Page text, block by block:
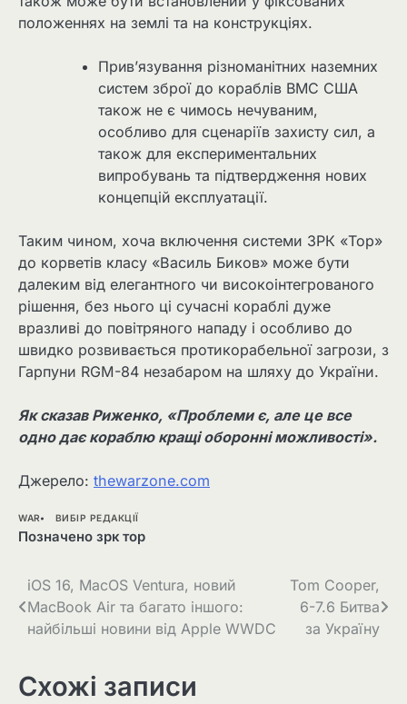
положеннях на землі та на конструкціях.
Прив’язування різноманітних наземних
систем зброї до кораблів ВМС США
також не є чимось нечуваним,
особливо для сценаріїв захисту сил, а
також для експериментальних
випробувань та підтвердження нових
концепцій експлуатації.
Таким чином, хоча включення системи ЗРК «Тор»
до корветів класу «Василь Биков» може бути
далеким від елегантного чи високоінтегрованого
рішення, без нього ці сучасні кораблі дуже
вразливі до повітряного нападу і особливо до
швидко розвивається протикорабельної загрози, з
Гарпуни RGM-84 незабаром на шляху до України.
Як сказав Риженко, «Проблеми є, але це все
одно дає кораблю кращі оборонні можливості».
Джерело: thewarzone.com
WAR ВИБІР РЕДАКЦІЇ
Позначено зрк тор
Навігація
записів
iOS 16, MacOS Ventura, новий
MacBook Air та багато іншого:
найбільші новини від Apple WWDC
Tom Cooper,
6-7.6 Битва
за Україну
Схожі записи